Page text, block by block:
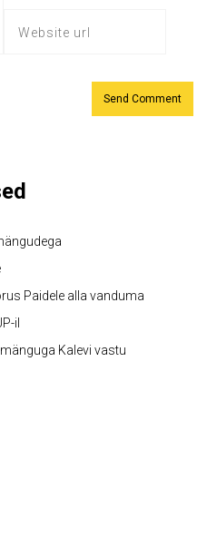
Paidele alla vanduma
il
Kalevi vastu